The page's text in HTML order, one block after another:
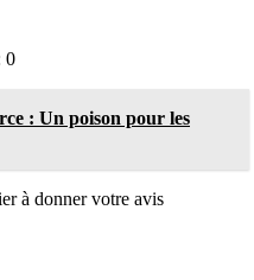
0
: Un poison pour les
à donner votre avis